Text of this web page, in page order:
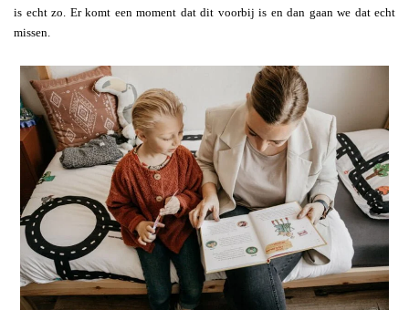
is echt zo. Er komt een moment dat dit voorbij is en dan gaan we dat echt
missen.